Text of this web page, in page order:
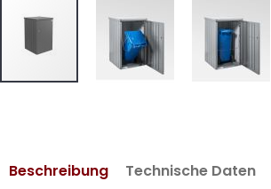
Bildergalerie
springen
Beschreibung Technische Daten